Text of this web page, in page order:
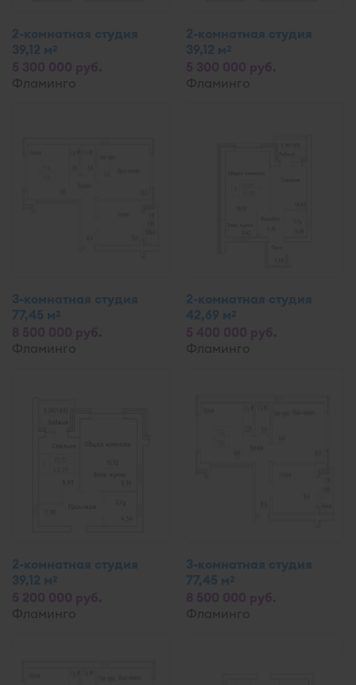
2-комнатная студия
39,12 м2
Фламинго
2-комнатная студия
39,12 м2
Фламинго
3-комнатная студия
77,45 м2
Фламинго
2-комнатная студия
42,69 м2
Фламинго
2-комнатная студия
39,12 м2
Фламинго
3-комнатная студия
77,45 м2
Фламинго